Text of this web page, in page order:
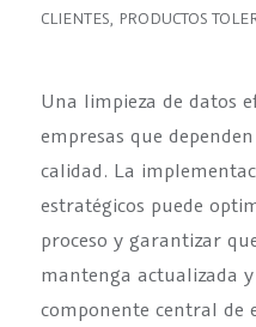
CLIENTES, PRODUCTOS
Una limpieza de datos
empresas que
calidad. La
estratégicos puede
proceso y garantizar
mantenga actualizada
componente central de